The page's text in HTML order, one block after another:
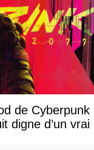
de Cyberpunk
digne d’un vrai